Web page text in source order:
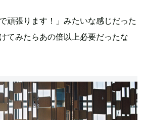
頑張ります！」みたいな感じだった
てみたらあの倍以上必要だったな